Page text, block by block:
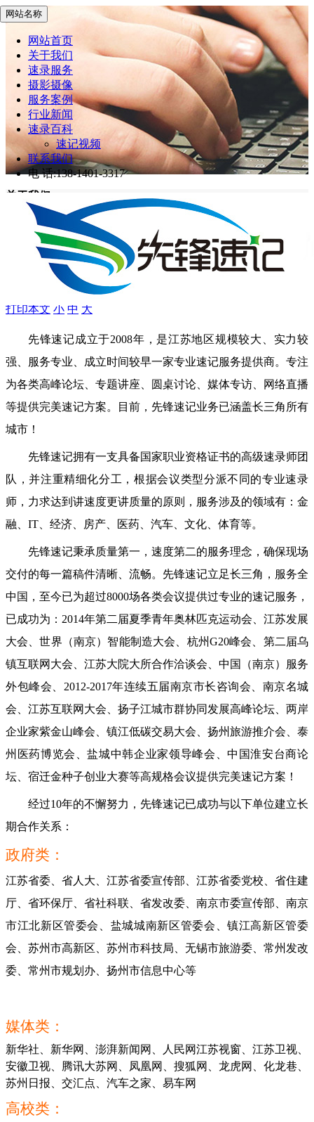
网站名称
网站首页
关于我们
速录服务
摄影摄像
服务案例
行业新闻
速录百科
速记视频
联系我们
电 话:138-1401-3317
关于我们
先锋速记> 关于我们
关于我们
打印本文 小 中 大
先锋速记成立于2008年，是江苏地区规模较大、实力较
强、服务专业、成立时间较早一家专业速记服务提供商。专注
为各类高峰论坛、专题讲座、圆桌讨论、媒体专访、网络直播
等提供完美速记方案。目前，先锋速记业务已涵盖长三角所有
城市！
先锋速记拥有一支具备国家职业资格证书的高级速录师团
队，并注重精细化分工，根据会议类型分派不同的专业速录
师，力求达到讲速度更讲质量的原则，服务涉及的领域有：金
融、 IT、经济、房产、医药、汽车、文化、体育等。
先锋速记秉承质量第一，速度第二的服务理念，确保现场
交付的每一篇稿件清晰、流畅。先锋速记立足长三角，服务全
中国，至今已为超过8000场各类会议提供过专业的速记服务，
已成功为：2014年第二届夏季青年奥林匹克运动会、江苏发展
大会、世界（南京）智能制造大会、杭州G20峰会、第二届乌
镇互联网大会、江苏大院大所合作洽谈会、中国（南京）服务
外包峰会、2012-2017年连续五届南京市长咨询会、南京名城
会、江苏互联网大会、扬子江城市群协同发展高峰论坛、两岸
企业家紫金山峰会、镇江低碳交易大会、扬州旅游推介会、泰
州医药博览会、盐城中韩企业家领导峰会、中国淮安台商论
坛、宿迁金种子创业大赛等高规格会议提供完美速记方案！
经过10年的不懈努力，先锋速记已成功与以下单位建立长
期合作关系：
政府类：
江苏省委、省人大、江苏省委宣传部、江苏省委党校、省住建
厅、省环保厅、省社科联、省发改委、 南京市委宣传部、南京
市江北新区管委会、盐城城南新区管委会、镇江高新区管委
会、苏州市高新区、苏州市科技局、无锡市旅游委、常州发改
委、常州市规划办、扬州市信息中心等
媒体类：
新华社、新华网、澎湃新闻网、人民网江苏视窗、江苏卫视、
安徽卫视、腾讯大苏网、凤凰网、搜狐网、龙虎网、化龙巷、
苏州日报、交汇点、汽车之家、易车网
高校类：